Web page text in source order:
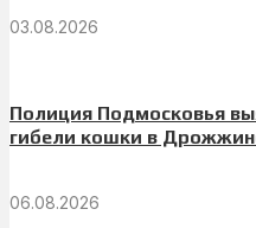
03.08.2026
Полиция Подмосковья
гибели кошки в
06.08.2026